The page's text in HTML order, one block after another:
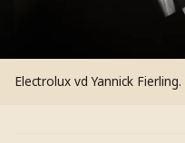
Electrolux vd Yannick Fierling.